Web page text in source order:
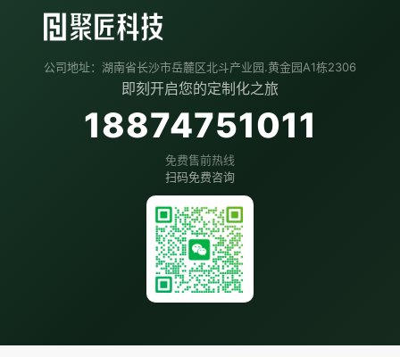
公司地址：湖南省长沙市岳麓区北斗产业园.黄金园A1栋2306
即刻开启您的定制化之旅
18874751011
免费售前热线
扫码免费咨询